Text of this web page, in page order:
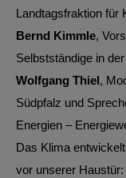
Landtagsfraktion für
Bernd Kimmle,
Selbstständige in
Wolfgang Thiel ,
Südpfalz und
Energien –
Das Klima
vor unserer